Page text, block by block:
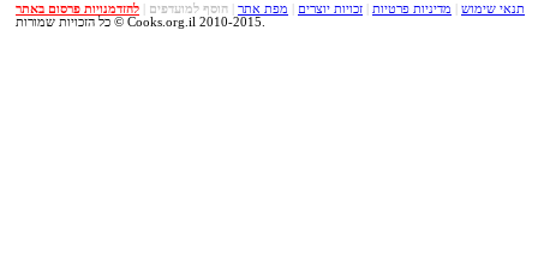
תנאי שימוש מדיניות פרטיות זכויות יוצרים מפת אתר הוסף למועדפים
להזדמנויות פרסום באתר
כל הזכויות שמורות © Cooks.org.il 2010-2015.